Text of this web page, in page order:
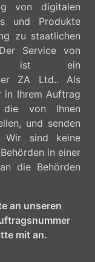
von digitalen
und Produkte
zu staatlichen
Service von
ist ein
ZA Ltd.. Als
in Ihrem Auftrag
die von Ihnen
und senden
Wir sind keine
in einer
die Behörden
an unseren
mit an.